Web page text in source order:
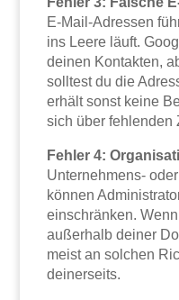
E-Mail-Adressen
ins Leere läuft.
deinen Kontakten,
solltest du die
erhält sonst keine
sich über fehlenden
Fehler 4:
Unternehmens-
können
einschränken.
außerhalb deiner
meist an solchen
deinerseits.